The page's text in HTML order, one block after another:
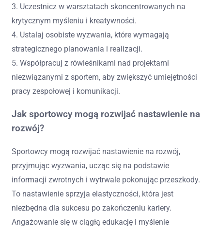
3. Uczestnicz w warsztatach skoncentrowanych na
krytycznym myśleniu i kreatywności.
4. Ustalaj osobiste wyzwania, które wymagają
strategicznego planowania i realizacji.
5. Współpracuj z rówieśnikami nad projektami
niezwiązanymi z sportem, aby zwiększyć umiejętności
pracy zespołowej i komunikacji.
Jak sportowcy mogą rozwijać nastawienie na
rozwój?
Sportowcy mogą rozwijać nastawienie na rozwój,
przyjmując wyzwania, ucząc się na podstawie
informacji zwrotnych i wytrwale pokonując przeszkody.
To nastawienie sprzyja elastyczności, która jest
niezbędna dla sukcesu po zakończeniu kariery.
Angażowanie się w ciągłą edukację i myślenie